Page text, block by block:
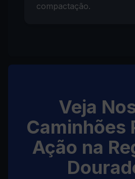
compactação.
Veja
Caminhões
Ação na